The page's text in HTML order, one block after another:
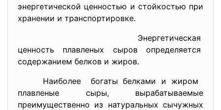
энергетической ценностью и стойкостью при
хранении и транспортировке.
Энергетическая
ценность плавленых сыров определяется
содержанием белков и жиров.
Наиболее богаты белками и жиром
плавленые сыры, вырабатываемые
преимущественно из натуральных сычужных